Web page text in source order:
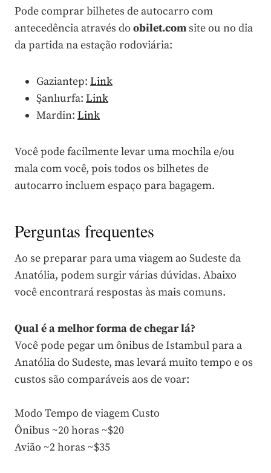
Pode comprar bilhetes de autocarro com
antecedência através do obilet.comsite ou no dia
da partida na estação rodoviária:
Gaziantep: Link
Şanlıurfa: Link
Mardin: Link
Você pode facilmente levar uma mochila e/ou
mala com você, pois todos os bilhetes de
autocarro incluem espaço para bagagem.
Perguntas frequentes
Ao se preparar para uma viagem ao Sudeste da
Anatólia, podem surgir várias dúvidas. Abaixo
você encontrará respostas às mais comuns.
Qual é a melhor forma de chegar lá?
Você pode pegar um ônibus de Istambul para a
Anatólia do Sudeste, mas levará muito tempo e os
custos são comparáveis aos de voar:
Modo Tempo de viagem Custo
Ônibus ~20 horas ~$20
Avião ~2 horas ~$35